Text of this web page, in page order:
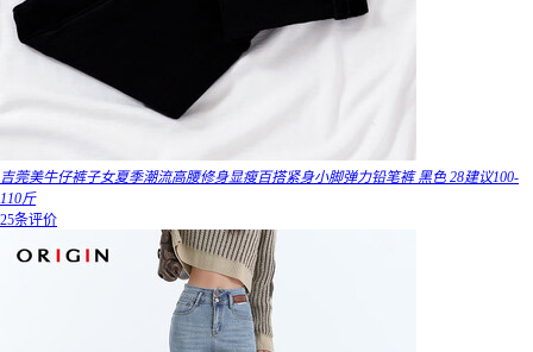
吉莞美牛仔裤子女夏季潮流高腰修身显瘦百搭紧身小脚弹力铅笔裤 黑色 28建议100-
110斤
25条评价